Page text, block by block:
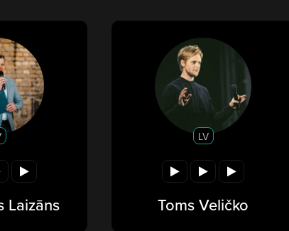
Laizāns
LV
Toms Veličko